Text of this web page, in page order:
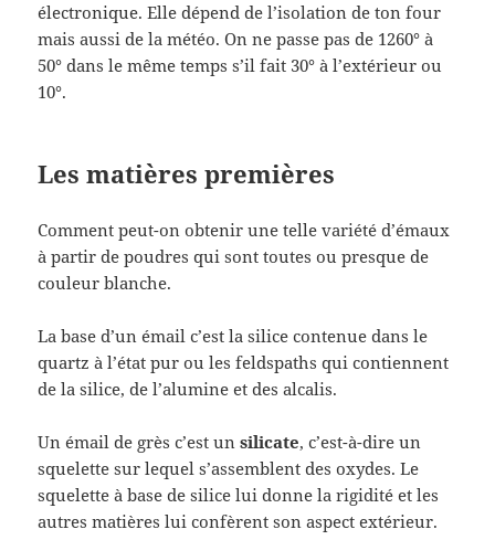
électronique. Elle dépend de l’isolation de ton four
mais aussi de la météo. On ne passe pas de 1260° à
50° dans le même temps s’il fait 30° à l’extérieur ou
10°.
Les matières premières
Comment peut-on obtenir une telle variété d’émaux
à partir de poudres qui sont toutes ou presque de
couleur blanche.
La base d’un émail c’est la silice contenue dans le
quartz à l’état pur ou les feldspaths qui contiennent
de la silice, de l’alumine et des alcalis.
Un émail de grès c’est unsilicate, c’est-à-dire un
squelette sur lequel s’assemblent des oxydes. Le
squelette à base de silice lui donne la rigidité et les
autres matières lui confèrent son aspect extérieur.